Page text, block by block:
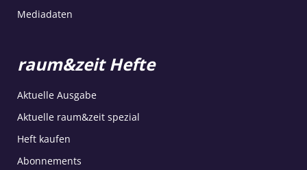
Mediadaten
raum&zeit Hefte
Aktuelle Ausgabe
Aktuelle raum&zeit spezial
Heft kaufen
Abonnements